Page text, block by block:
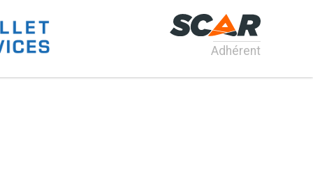
Adhérent